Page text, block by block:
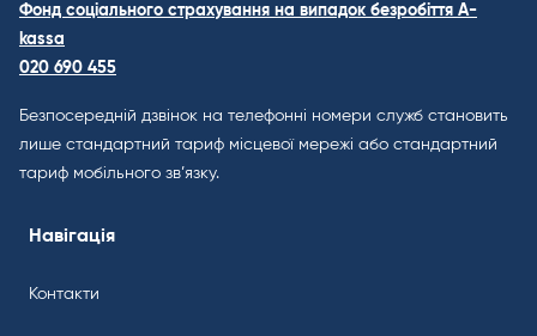
Фонд соціального страхування на випадок безробіття A-
kassa
020 690 455
Безпосередній дзвінок на телефонні номери служб становить
лише стандартний тариф місцевої мережі або стандартний
тариф мобільного зв’язку.
Навігація
Контакти